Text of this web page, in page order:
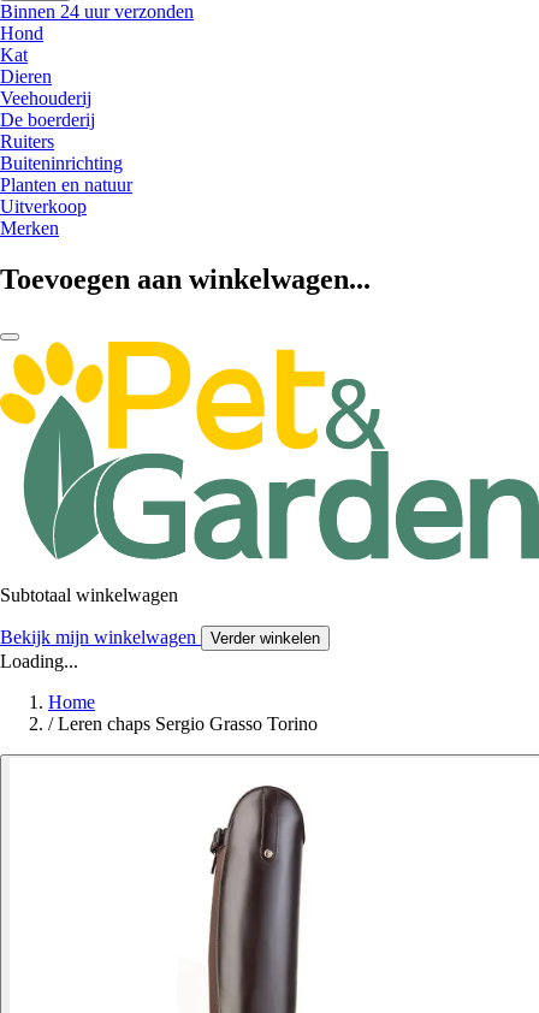
Binnen 24 uur verzonden
Hond
Kat
Dieren
Veehouderij
De boerderij
Ruiters
Buiteninrichting
Planten en natuur
Uitverkoop
Merken
Toevoegen aan winkelwagen...
Subtotaal winkelwagen
Bekijk mijn winkelwagen Verder winkelen
Loading...
Home
/ Leren chaps Sergio Grasso Torino